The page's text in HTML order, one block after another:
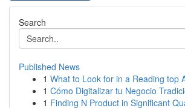
Search
Published News
1 What to Look for in a Reading top
1 Cómo Digitalizar tu Negocio
1 Finding N Product in Significant